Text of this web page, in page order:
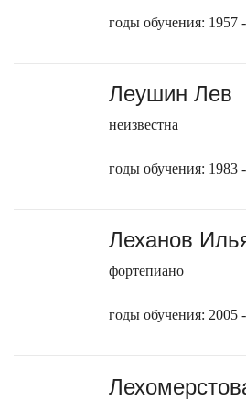
годы обучения: 1957
Леушин Лев
неизвестна
годы обучения: 1983
Леханов
фортепиано
годы обучения: 2005